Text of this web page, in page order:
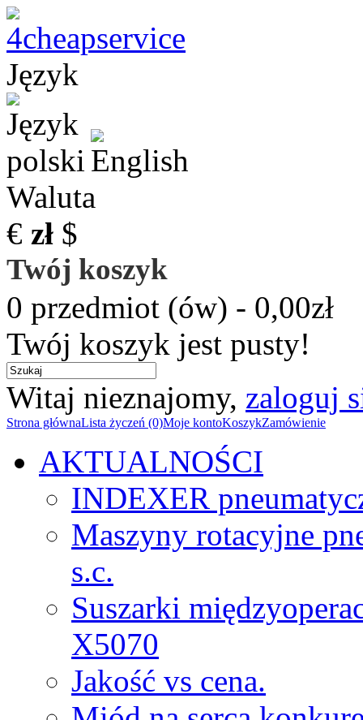
Język
Waluta
€ zł $
Twój koszyk
0 przedmiot (ów) - 0,00zł
Twój koszyk jest pusty!
Witaj nieznajomy, zaloguj
Strona głównaLista życzeń (0)Moje kontoKoszykZamówienie
AKTUALNOŚCI
INDEXER
Maszyny rotacyjne
s.c.
Suszarki
X5070
Jakość vs cena.